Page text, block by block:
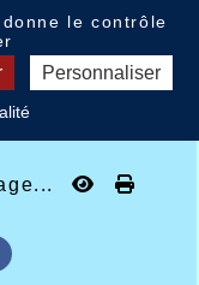
le contrôle
Personnaliser